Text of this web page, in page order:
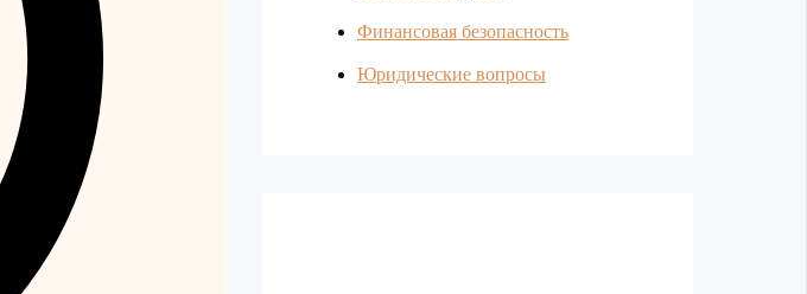
Финансовая безопасность
Юридические вопросы